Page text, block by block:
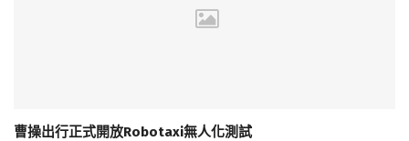
曹操出行正式開放Robotaxi無人化測試